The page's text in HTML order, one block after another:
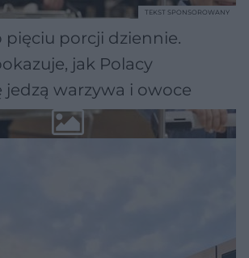
pięciu porcji dziennie.
jak Polacy
jedzą warzywa i owoce
TEKST SPONSOROWANY